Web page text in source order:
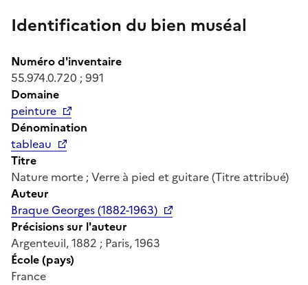
Identification du bien muséal
Numéro d'inventaire
55.974.0.720 ; 991
Domaine
peinture
Dénomination
tableau
Titre
Nature morte ; Verre à pied et guitare (Titre attribué)
Auteur
Braque Georges (1882-1963)
Précisions sur l'auteur
Argenteuil, 1882 ; Paris, 1963
École (pays)
France